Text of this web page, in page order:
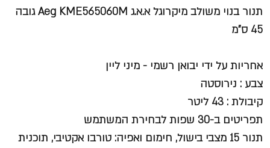
תנור בנוי משולב מיקרוגל א.א.ג Aeg KME565060M גובה
45 ס"מ
אחריות על ידי יבואן רשמי - מיני ליין
צבע : נירוסטה
קיבולת : 43 ליטר
תפריטים ב-30 שפות לבחירת המשתמש
תנור 15 מצבי בישול, חימום ואפיה: טורבו אקטיבי, תוכנית